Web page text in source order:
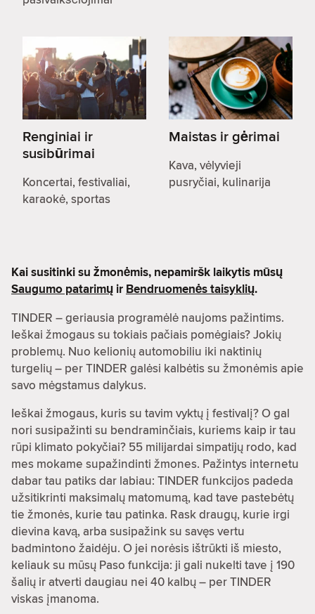
Renginiai ir
susibūrimai
Koncertai, festivaliai,
karaokė, sportas
Maistas ir gėrimai
Kava, vėlyvieji
pusryčiai, kulinarija
Kai susitinki su žmonėmis, nepamiršk laikytis mūsų
Saugumo patarimų ir Bendruomenės taisyklių.
TINDER – geriausia programėlė naujoms pažintims.
Ieškai žmogaus su tokiais pačiais pomėgiais? Jokių
problemų. Nuo kelionių automobiliu iki naktinių
turgelių – per TINDER galėsi kalbėtis su žmonėmis apie
savo mėgstamus dalykus.
Ieškai žmogaus, kuris su tavim vyktų į festivalį? O gal
nori susipažinti su bendraminčiais, kuriems kaip ir tau
rūpi klimato pokyčiai? 55 milijardai simpatijų rodo, kad
mes mokame supažindinti žmones. Pažintys internetu
dabar tau patiks dar labiau: TINDER funkcijos padeda
užsitikrinti maksimalų matomumą, kad tave pastebėtų
tie žmonės, kurie tau patinka. Rask draugų, kurie irgi
dievina kavą, arba susipažink su savęs vertu
badmintono žaidėju. O jei norėsis ištrūkti iš miesto,
keliauk su mūsų Paso funkcija: ji gali nukelti tave į 190
šalių ir atverti daugiau nei 40 kalbų – per TINDER
viskas įmanoma.